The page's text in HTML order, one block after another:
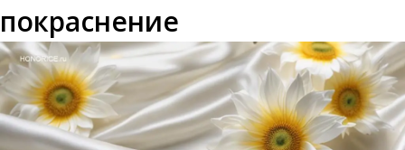
покраснение